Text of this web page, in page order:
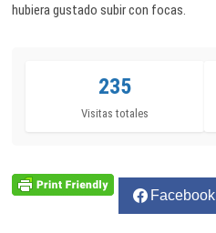
hubiera gustado subir con focas.
235
Visitas totales
Facebook